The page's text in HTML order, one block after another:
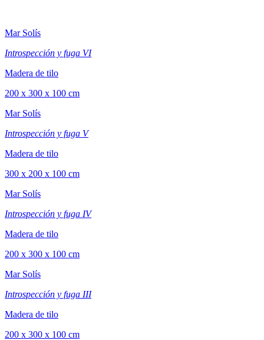
Mar Solís
Introspección y fuga VI
Madera de tilo
200 x 300 x 100 cm
Mar Solís
Introspección y fuga V
Madera de tilo
300 x 200 x 100 cm
Mar Solís
Introspección y fuga IV
Madera de tilo
200 x 300 x 100 cm
Mar Solís
Introspección y fuga III
Madera de tilo
200 x 300 x 100 cm